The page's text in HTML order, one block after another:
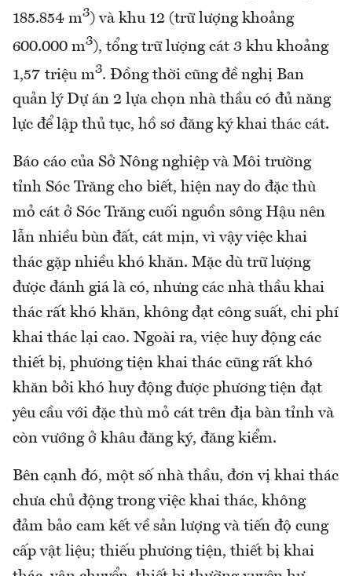
185.854 m3) và khu 12 (trữ lượng khoảng
600.000 m3), tổng trữ lượng cát 3 khu khoảng
1,57 triệu m3. Đồng thời cũng đề nghị Ban
quản lý Dự án 2 lựa chọn nhà thầu có đủ năng
lực để lập thủ tục, hồ sơ đăng ký khai thác cát.
Báo cáo của Sở Nông nghiệp và Môi trường
tỉnh Sóc Trăng cho biết, hiện nay do đặc thù
mỏ cát ở Sóc Trăng cuối nguồn sông Hậu nên
lẫn nhiều bùn đất, cát mịn, vì vậy việc khai
thác gặp nhiều khó khăn. Mặc dù trữ lượng
được đánh giá là có, nhưng các nhà thầu khai
thác rất khó khăn, không đạt công suất, chi phí
khai thác lại cao. Ngoài ra, việc huy động các
thiết bị, phương tiện khai thác cũng rất khó
khăn bởi khó huy động được phương tiện đạt
yêu cầu với đặc thù mỏ cát trên địa bàn tỉnh và
còn vướng ở khâu đăng ký, đăng kiểm.
Bên cạnh đó, một số nhà thầu, đơn vị khai thác
chưa chủ động trong việc khai thác, không
đảm bảo cam kết về sản lượng và tiến độ cung
cấp vật liệu; thiếu phương tiện, thiết bị khai